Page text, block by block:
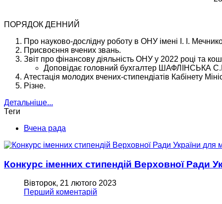
ПОРЯДОК ДЕННИЙ
Про науково-дослідну роботу в ОНУ імені І. І.
Присвоєння вчених звань.
Звіт про фінансову діяльність ОНУ у 2022 році та
Доповідає головний бухгалтер ШАФЛІНСЬКА
Атестація молодих вчених-стипендіатів Кабінету
Різне.
Детальніше...
Теги
Вчена рада
Конкурс іменних стипендій Верховної Ради
Вівторок, 21 лютого 2023
Перший коментарій